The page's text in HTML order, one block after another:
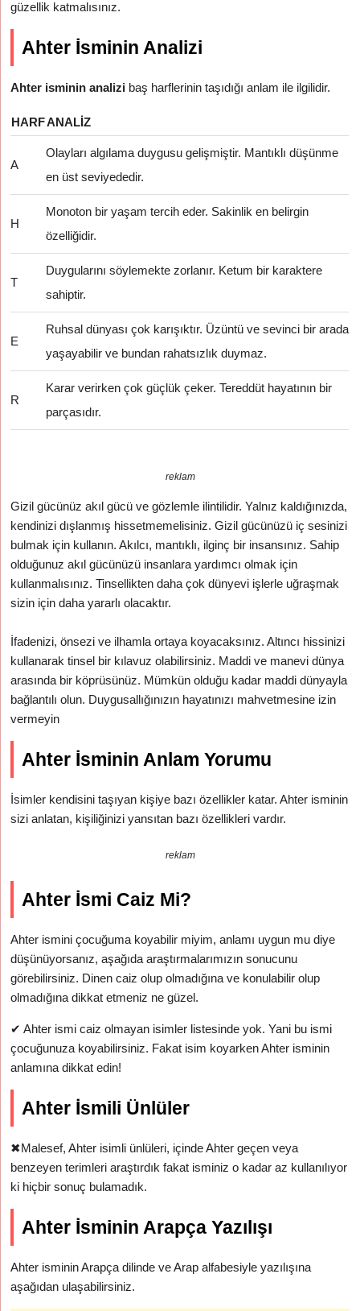
güzellik katmalısınız.
Ahter İsminin Analizi
Ahter isminin analizi baş harflerinin taşıdığı anlam ile ilgilidir.
HARFANALIZ
A
Olayları algılama duygusu gelişmiştir. Mantıklı düşünme
en üst seviyededir.
H
Monoton bir yaşam tercih eder. Sakinlik en belirgin
özelliğidir.
T
Duygularını söylemekte zorlanır. Ketum bir karaktere
sahiptir.
E
Ruhsal dünyası çok karışıktır. Üzüntü ve sevinci bir arada
yaşayabilir ve bundan rahatsızlık duymaz.
R
Karar verirken çok güçlük çeker. Tereddüt hayatının bir
parçasıdır.
reklam
Gizil gücünüz akıl gücü ve gözlemle ilintilidir. Yalnız kaldığınızda,
kendinizi dışlanmış hissetmemelisiniz. Gizil gücünüzü iç sesinizi
bulmak için kullanın. Akılcı, mantıklı, ilginç bir insansınız. Sahip
olduğunuz akıl gücünüzü insanlara yardımcı olmak için
kullanmalısınız. Tinsellikten daha çok dünyevi işlerle uğraşmak
sizin için daha yararlı olacaktır.
İfadenizi, önsezi ve ilhamla ortaya koyacaksınız. Altıncı hissinizi
kullanarak tinsel bir kılavuz olabilirsiniz. Maddi ve manevi dünya
arasında bir köprüsünüz. Mümkün olduğu kadar maddi dünyayla
bağlantılı olun. Duygusallığınızın hayatınızı mahvetmesine izin
vermeyin
Ahter İsminin Anlam Yorumu
İsimler kendisini taşıyan kişiye bazı özellikler katar. Ahter isminin
sizi anlatan, kişiliğinizi yansıtan bazı özellikleri vardır.
reklam
Ahter İsmi Caiz Mi?
Ahter ismini çocuğuma koyabilir miyim, anlamı uygun mu diye
düşünüyorsanız, aşağıda araştırmalarımızın sonucunu
görebilirsiniz. Dinen caiz olup olmadığına ve konulabilir olup
olmadığına dikkat etmeniz ne güzel.
✔ Ahter ismi caiz olmayan isimler listesinde yok. Yani bu ismi
çocuğunuza koyabilirsiniz. Fakat isim koyarken Ahter isminin
anlamına dikkat edin!
Ahter İsmili Ünlüler
✖Malesef, Ahter isimli ünlüleri, içinde Ahter geçen veya
benzeyen terimleri araştırdık fakat isminiz o kadar az kullanılıyor
ki hiçbir sonuç bulamadık.
Ahter İsminin Arapça Yazılışı
Ahter isminin Arapça dilinde ve Arap alfabesiyle yazılışına
aşağıdan ulaşabilirsiniz.